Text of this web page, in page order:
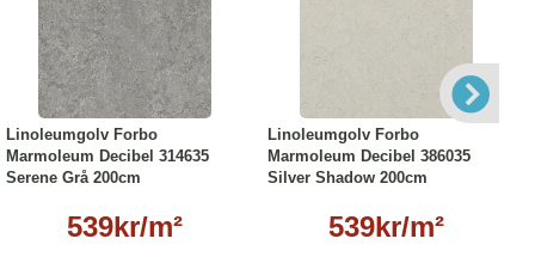
Linoleumgolv Forbo
Marmoleum Decibel 314635
Serene Grå 200cm
539kr/m²
Läs mer
Linoleumgolv Forbo
Marmoleum Decibel 386035
Silver Shadow 200cm
539kr/m²